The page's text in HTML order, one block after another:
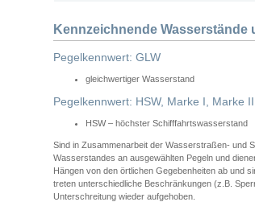
Kennzeichnende Wasserstände
Pegelkennwert: GLW
gleichwertiger Wasserstand
Pegelkennwert: HSW, Marke I, Marke
HSW – höchster Schifffahrtswasserstand
Sind in Zusammenarbeit der Wasserstraßen- und
Wasserstandes an ausgewählten Pegeln und
Hängen von den örtlichen Gegebenheiten ab und
treten unterschiedliche Beschränkungen (z.B.
Unterschreitung wieder aufgehoben.